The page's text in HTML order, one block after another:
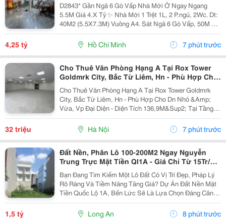
D2843* Gần Ngã 6 Gò Vấp Nhà Mới Ở Ngay Ngang
5.5M Giá 4.X Tỷ ✨ Nhà Mới 1 Trệt 1L, 2 P.ngủ, 2Wc. Dt:
40M2 (5.5X7.3M) Vuông A4. Sát Ngã 6 Gò Vấp, 50M Ra
Quang Trung. Hẻm 2.5M Thoáng. Gọi Điện Ngay Để
Xem Nhà Thực Tế!
4,25 tỷ Hồ Chí Minh 7 phút trước
Cho Thuê Văn Phòng Hạng A Tại Rox Tower
Goldmrk City, Bắc Từ Liêm, Hn - Phù Hợp Cho
Dn Nhỏ & Vừa, Vp Đại Diện
Cho Thuê Văn Phòng Hạng A Tại Rox Tower Goldmrk
City, Bắc Từ Liêm, Hn - Phù Hợp Cho Dn Nhỏ &Amp;
Vừa, Vp Đại Diện - Diện Tích 136,9M&Sup2; Tại Tầng
32 &Ndash; Một Trong Những Layout Đẹp Và Dễ Khai
Thác Nhất Tòa Nhà Rox Tower, 136 Hồ Tùng Mậu,
32 triệu Hà Nội 7 phút trước
Đất Nền, Phân Lô 100-200M2 Ngay Nguyễn
Trung Trực Mặt Tiền Ql1A - Giá Chỉ Từ 15Tr/M²
Tại Bến Lức
Bạn Đang Tìm Kiếm Một Lô Đất Có Vị Trí Đẹp, Pháp Lý
Rõ Ràng Và Tiềm Năng Tăng Giá? Dự Án Đất Nền Mặt
Tiền Quốc Lộ 1A, Bến Lức Sẽ Là Lựa Chọn Đáng Cân
Nhắc Dành Cho Bạn. Vị Trí Đắc Địa &Bull; Mặt Tiền
Quốc Lộ 1A, Giao Thông Thuận Tiện. &Bull; Dễ...
1,5 tỷ Long An 8 phút trước